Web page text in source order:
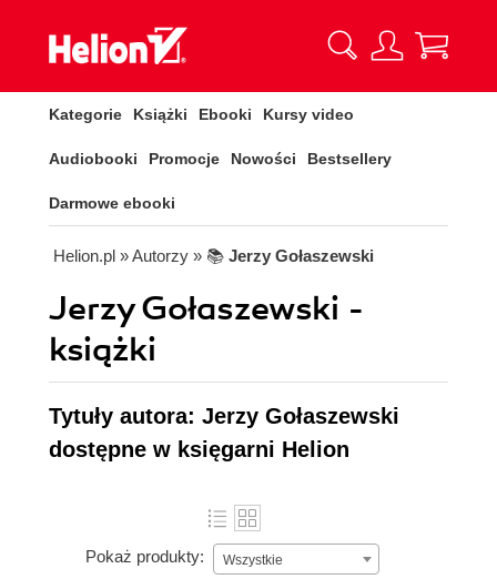
Kategorie Książki Ebooki Kursy video
Audiobooki Promocje Nowości Bestsellery
Darmowe ebooki
Helion.pl » Autorzy » 📚 Jerzy Gołaszewski
Jerzy Gołaszewski -
książki
Tytuły autora: Jerzy Gołaszewski
dostępne w księgarni Helion
Pokaż produkty: Wszystkie